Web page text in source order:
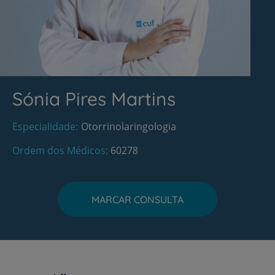
Sónia Pires Martins
Especialidade Otorrinolaringologia
Ordem dos Médicos 60278
MARCAR CONSULTA